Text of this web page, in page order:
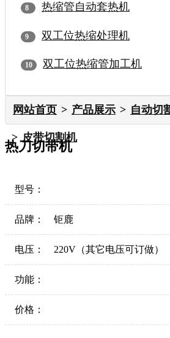
热缩管自动套热机
双工位热缩处理机
双工位热缩管加工机
网站首页 产品展示 自动切
皮带切割机
热刀切带机
型号：
品牌： 钜鹿
电压： 220V（其它电压可订做）
功能：
价格：